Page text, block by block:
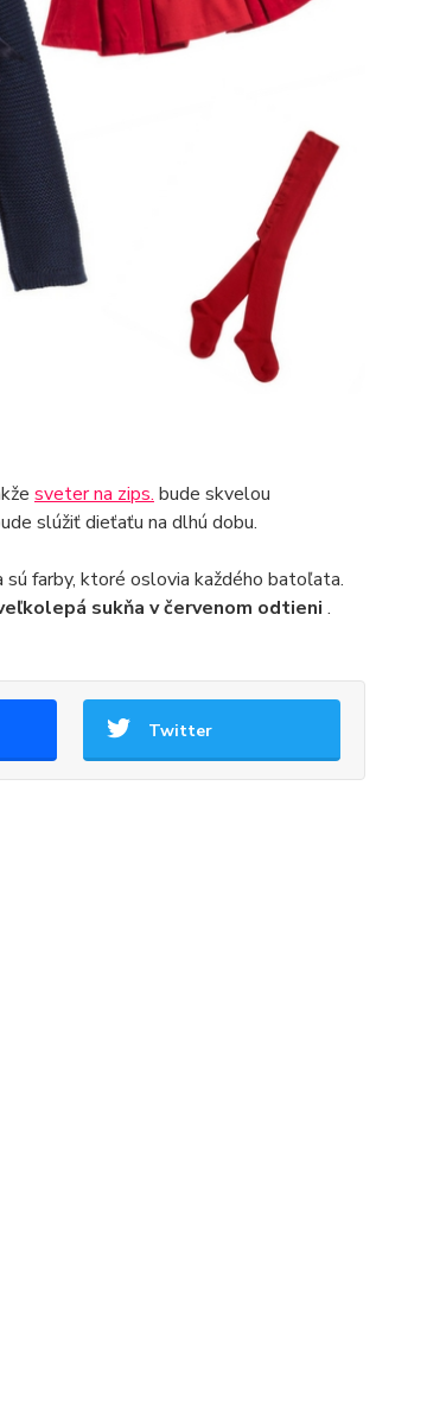
sveter na zips. bude skvelou
slúžiť dieťaťu na dlhú dobu.
farby, ktoré oslovia každého batoľata.
sukňa v červenom odtieni .
Twitter